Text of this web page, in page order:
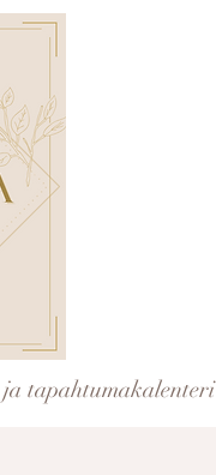
tapahtumakalenteri